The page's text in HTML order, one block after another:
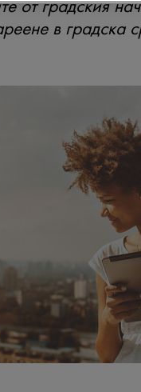
от градския
в градска